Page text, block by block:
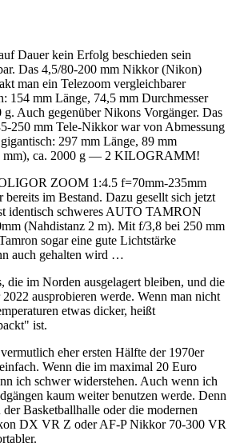
Dauer kein Erfolg beschieden sein
Das 4,5/80-200 mm Nikkor (Nikon)
man ein Telezoom vergleichbarer
154 mm Länge, 74,5 mm Durchmesser
Auch gegenüber Nikons Vorgänger. Das
250 mm Tele-Nikkor war von Abmessung
297 mm Länge, 89 mm
mm), ca. 2000 g — 2 KILOGRAMM!
ZOOM 1:4.5 f=70mm-235mm
im Bestand. Dazu gesellt sich jetzt
identisch schweres AUTO TAMRON
(Nahdistanz 2 m). Mit f/3,8 bei 250 mm
sogar eine gute Lichtstärke
auch gehalten wird …
die im Norden ausgelagert bleiben, und die
ausprobieren werde. Wenn man nicht
etwas dicker, heißt
ist.
eher ersten Hälfte der 1970er
Wenn die im maximal 20 Euro
ich schwer widerstehen. Auch wenn ich
kaum weiter benutzen werde. Denn
Basketballhalle oder die modernen
DX VR Z oder AF-P Nikkor 70-300 VR